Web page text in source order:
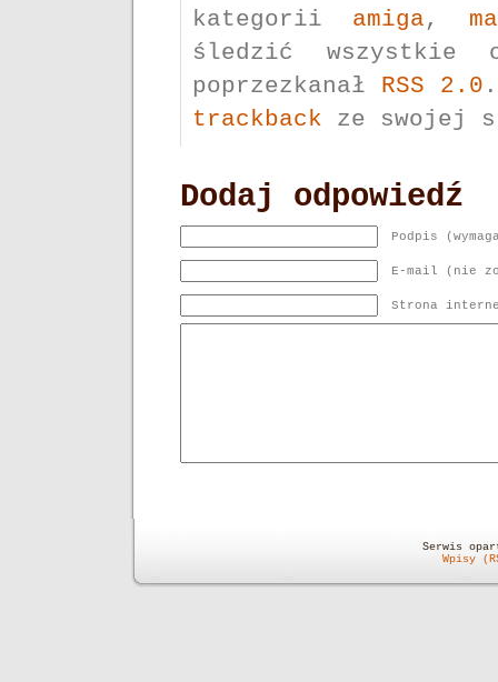
kategorii amiga,
śledzić wszystkie
poprzezkanał RSS 2.0
trackback ze swojej
Dodaj odpowiedź
Podpis
E-mail (nie
Strona
Serwis
Wpisy